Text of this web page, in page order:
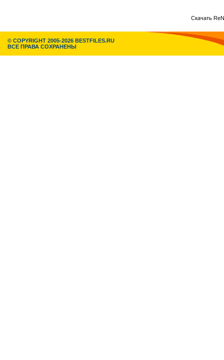
Скачать
© COPYRIGHT 2005-2026 BESTFILES.RU
ВСЕ ПРАВА СОХРАНЕНЫ